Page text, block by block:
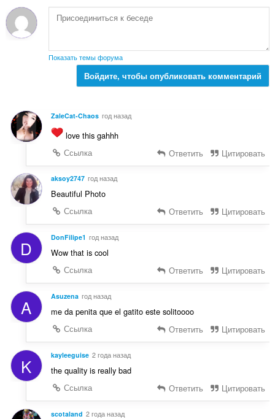
Показать темы форума
Войдите, чтобы опубликовать комментарий
ZaleCat-Chaos год назад
love this gahhh
Ссылка
Ответить Цитировать
aksoy2747 год назад
Beautiful Photo
Ссылка
Ответить Цитировать
D DonFilipe1 год назад
Wow that is cool
Ссылка
Ответить Цитировать
A Asuzena год назад
me da penita que el gatito este solitoooo
Ссылка
Ответить Цитировать
K kayleeguise 2 года назад
the quality is really bad
Ссылка
Ответить Цитировать
scotaland 2 года назад